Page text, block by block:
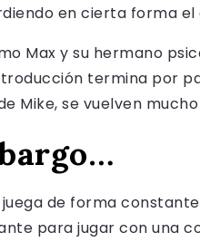
en cierta forma
Max y su hermano
termina por
Mike, se vuelven
de forma
para jugar con una